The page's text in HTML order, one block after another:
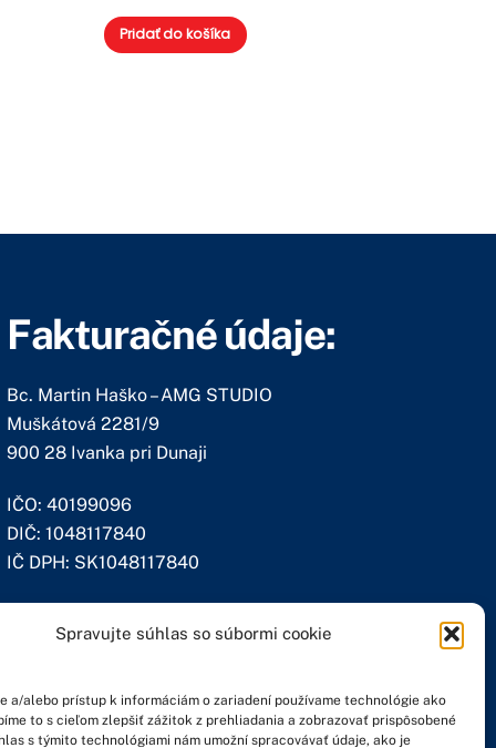
Spravujte súhlas so súbormi cookie
a/alebo prístup k informáciám o zariadení používame technológie ako
to s cieľom zlepšiť zážitok z prehliadania a zobrazovať prispôsobené
s týmito technológiami nám umožní spracovávať údaje, ako je
Pridať do košíka
Fakturačné údaje:
Bc. Martin Haško – AMG STUDIO
Muškátová 2281/9
900 28 Ivanka pri Dunaji
IČO: 40199096
DIČ: 1048117840
IČ DPH: SK1048117840